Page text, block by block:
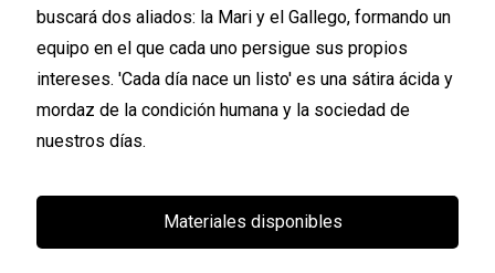
buscará dos aliados: la Mari y el Gallego, formando un
equipo en el que cada uno persigue sus propios
intereses. 'Cada día nace un listo' es una sátira ácida y
mordaz de la condición humana y la sociedad de
nuestros días.
Materiales disponibles